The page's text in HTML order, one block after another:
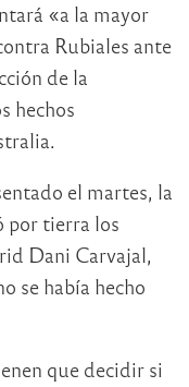
«a la mayor
Rubiales ante
de la
hechos
el martes, la
por tierra los
Dani Carvajal,
se había hecho
que decidir si